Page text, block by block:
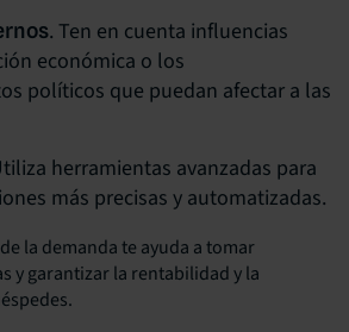
. Ten en cuenta influencias
económica o los
políticos que puedan afectar a las
herramientas avanzadas para
más precisas y automatizadas.
la demanda te ayuda a tomar
y garantizar la rentabilidad y la